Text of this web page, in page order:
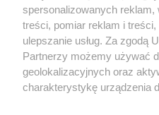
ścigane prawnie.
spersonalizowanych
treści, pomiar reklam i
ulepszanie usług. Za zgodą
Partnerzy możemy używać
geolokalizacyjnych oraz
charakterystykę urządzenia